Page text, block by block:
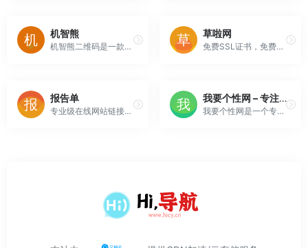
机智熊
机智熊二维码是一款在线二维码生成器，支持图片、视频、音频、文件、名片、地图、文本、表单等等多种场景二维码制作，支持创建微信活码、批量建码功能，免费在线生成个性二维码图片。
草啦网
免费SSL证书，免费90天SSL/TLS证书申请。
报告单
专业级在线网站链接地址SEO实时测评报告单生成，通过报告单可以诊断网页SEO问题，提供解决办法，助力站长实现搜索引擎SEO优化！
我要个性网 – 专注分享图片、文字等素材（头像,图片,网名,个性签名等）
我要个性网是一个专注分享图片、文字等素材（头像,图片,网名,个性签名等）。汇集了海量个性类资源，在这里可以寻找到您想要的、分享你喜欢的。